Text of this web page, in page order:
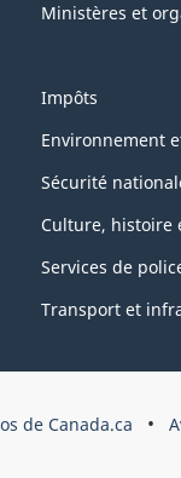
Ministères et
Impôts
Environnement
Sécurité
Culture, histoire
Services de
Transport et
de Canada.ca